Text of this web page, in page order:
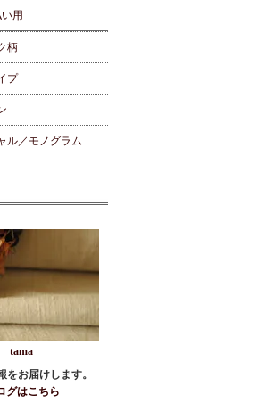
用
柄
プ
／モノグラム
tama
をお届けします。
グはこちら